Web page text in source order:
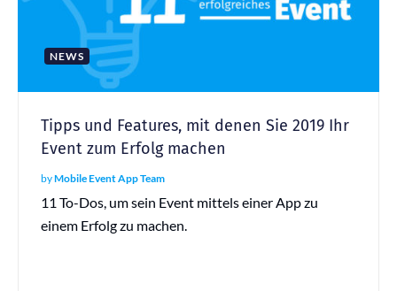
NEWS
Tipps und Features, mit denen Sie 2019 Ihr
Event zum Erfolg machen
byMobile Event App Team
11 To-Dos, um sein Event mittels einer App zu
einem Erfolg zu machen.